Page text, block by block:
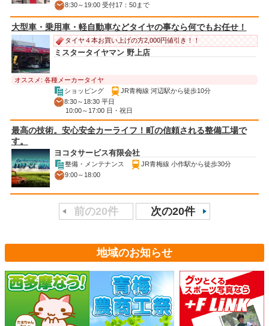
8:30～19:00 受付17：50まで
大型車・乗用車・軽自動車などタイヤの事なら何でもお任せ！
タイヤ４本お買い上げの方2,000円値引き！！
ミスタータイヤマン 野上店
オススメ: 各種メーカータイヤ
ショッピング
JR青梅線 河辺駅から徒歩10分
8:30～18:30 平日
10:00～17:00 日・祝日
最高の技術。安心安全カーライフ！町の信頼される整備工場で
す。
ヨコタサービス有限会社
整備・メンテナンス
JR青梅線 小作駅から徒歩30分
9:00～18:00
前の20件 次の20件
地域のお知らせ